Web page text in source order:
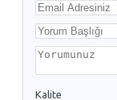
Kalite